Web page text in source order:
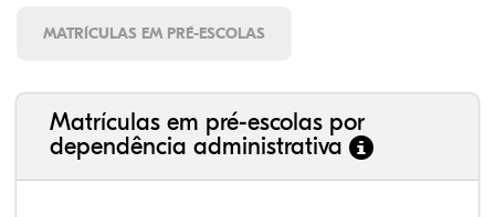
MATRÍCULAS EM PRÉ-ESCOLAS
Matrículas em pré-escolas por
dependência administrativa